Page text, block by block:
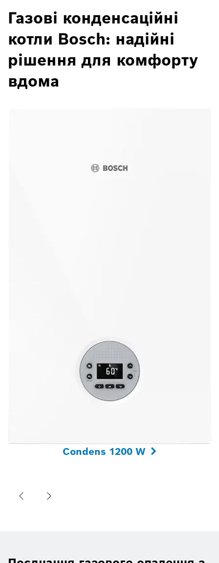
Газові конденсаційні
котли Bosch: надійні
рішення для комфорту
вдома
Condens 1200 W